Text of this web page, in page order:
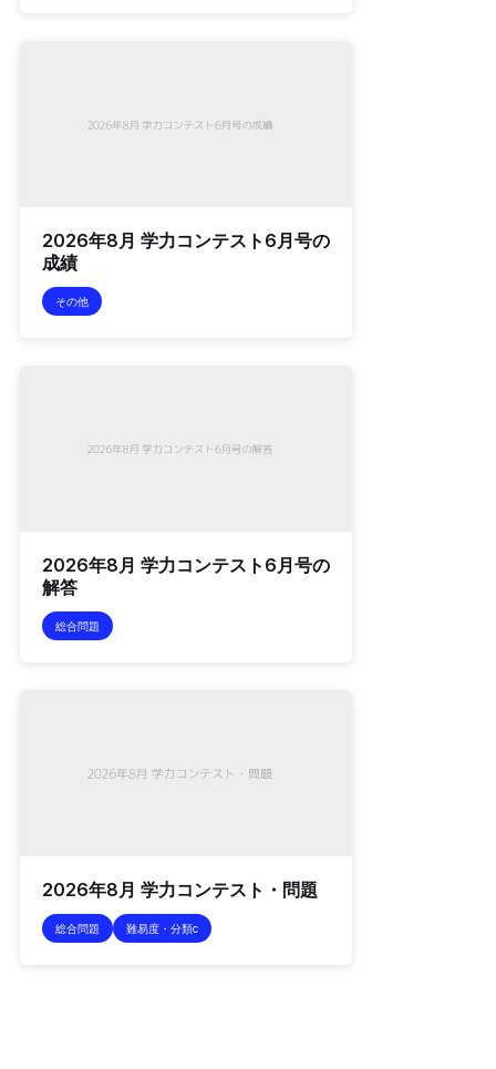
2026年8月 学力コンテスト6月号の
成績
その他
2026年8月 学力コンテスト6月号の
解答
総合問題
2026年8月 学力コンテスト・問題
総合問題 難易度・分類c